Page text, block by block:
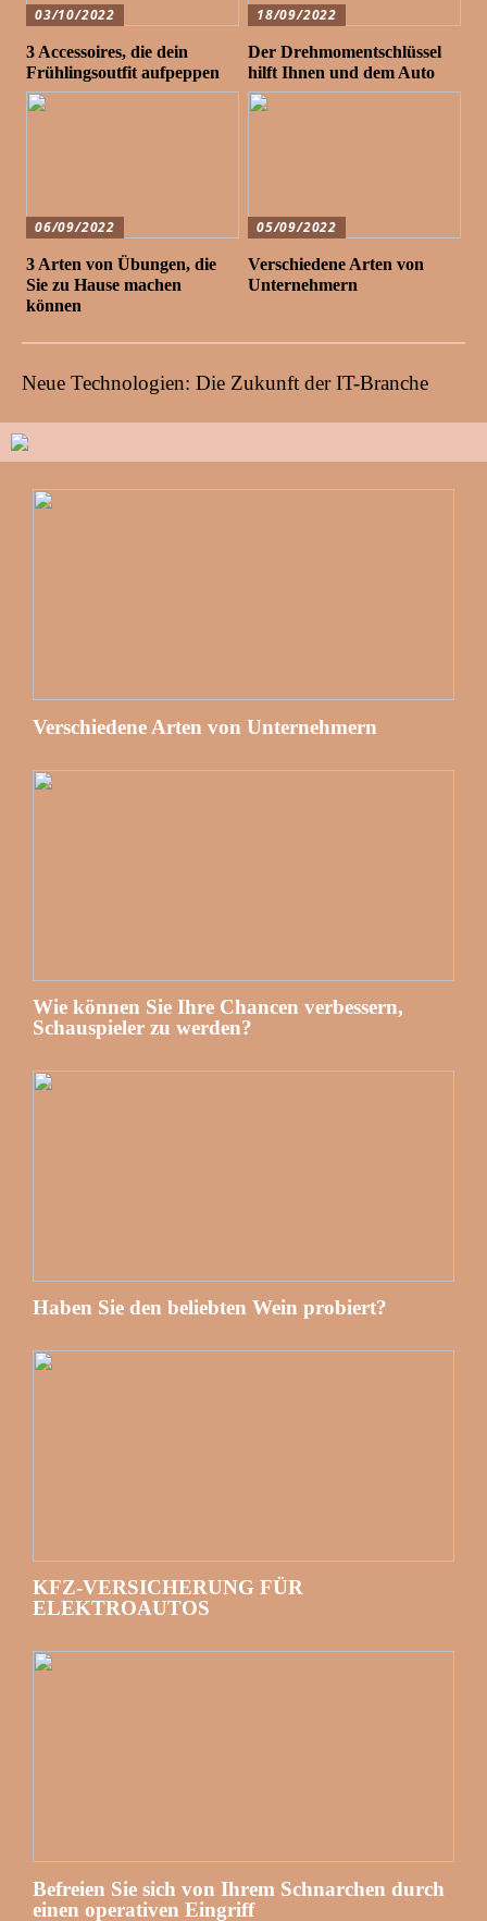
03/10/2022
3 Accessoires, die dein
Frühlingsoutfit aufpeppen
18/09/2022
Der Drehmomentschlüssel
hilft Ihnen und dem Auto
06/09/2022
3 Arten von Übungen, die
Sie zu Hause machen
können
05/09/2022
Verschiedene Arten von
Unternehmern
Neue Technologien: Die Zukunft der IT-Branche
Verschiedene Arten von Unternehmern
Wie können Sie Ihre Chancen verbessern,
Schauspieler zu werden?
Haben Sie den beliebten Wein probiert?
KFZ-VERSICHERUNG FÜR
ELEKTROAUTOS
Befreien Sie sich von Ihrem Schnarchen durch
einen operativen Eingriff